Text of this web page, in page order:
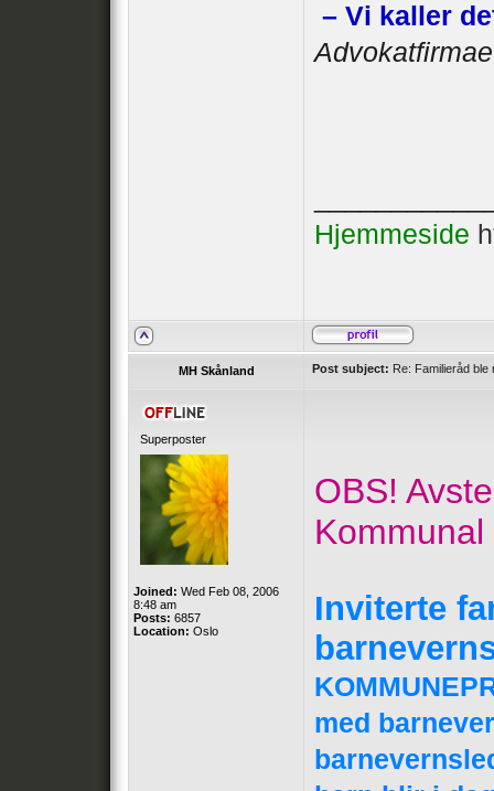
– Vi kaller
Hjemmeside
MH Skånland Post subject: Re: Familieråd
Superposter
Joined: Wed Feb 08, 2006
8:48 am
Posts: 6857
Location: Oslo
OBS!
Inviterte
med